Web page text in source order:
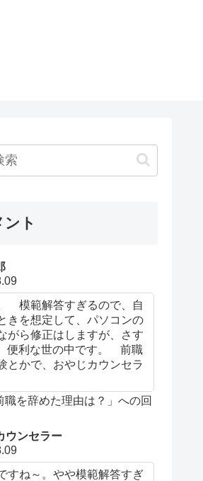
ト
模範解答すぎるので、自
きを想定して、パソコンの
がら修正はしますが、さす
便利な世の中です。 前職
とかで、おやじカウンセラ
職を辞めた理由は？」への回
ウンセラー
すね～。やや模範解答すぎ